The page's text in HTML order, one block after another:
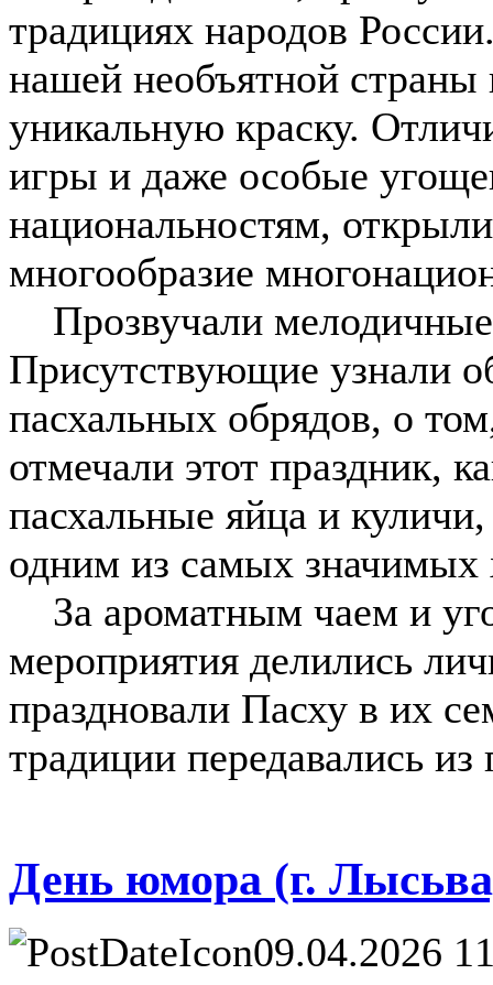
традициях народов
нашей необъятной страны
уникальную краску.
игры и даже особые
национальностям,
многообразие
Прозвучали
Присутствующие узнали
пасхальных обрядов, о
отмечали этот праздник,
пасхальные яйца и
одним из самых значимых
За ароматным чаем и
мероприятия делились
праздновали Пасху в их
традиции передавались
День юмора (г.
09.04.2026